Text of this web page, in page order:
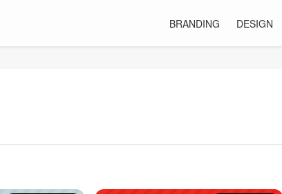
BRANDING DESIGN